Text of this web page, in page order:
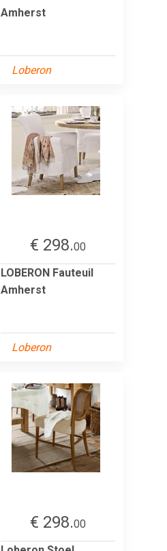
Amherst
Loberon
€ 298.00
LOBERON Fauteuil
Amherst
Loberon
€ 298.00